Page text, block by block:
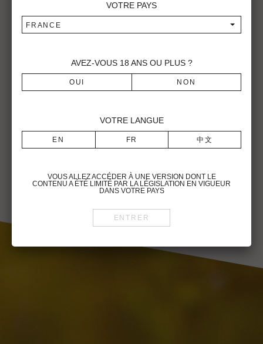
Assemblage
100% Cabernet-Sauvignon
Une robe délicate à la teinte peau de pêche, lumineuse et
séduisante. Le nez, vif et expressif, dévoile une palette de
de groseille. En bouche, le vin se montre frais et dynamique,
offrant des notes de grenade et d’agrumes, notamment de
pamplemousse rose. L’ensemble est harmonieux et
Télécharger la fiche technique Retour
VOTRE PAYS
FRANCE
AVEZ-VOUS 18 ANS OU PLUS ?
VOTRE LANGUE
VOUS ALLEZ ACCÉDER À UNE VERSION DONT LE
CONTENU A ÉTÉ LIMITÉ PAR LA LÉGISLATION EN VIGUEUR
DANS VOTRE PAYS
Pour visiter le site du Château Latour Martillac, vous devez être en âge